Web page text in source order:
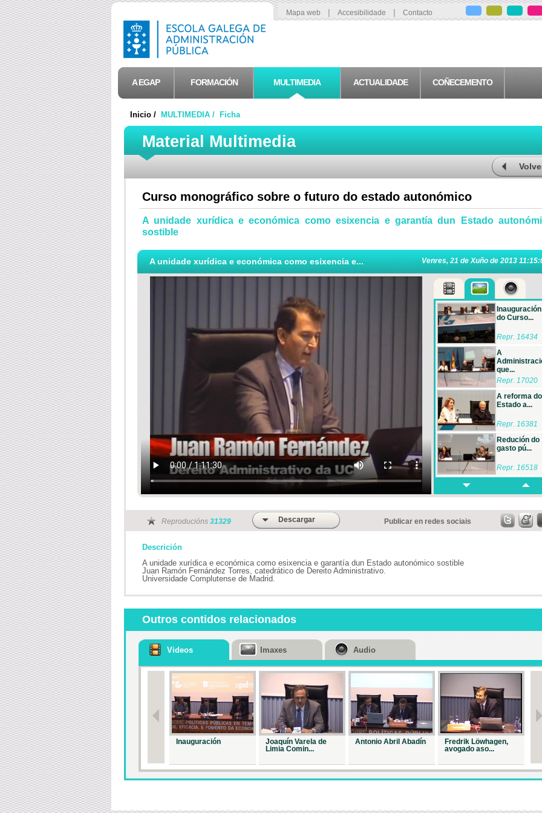
Mapa web | Accesibilidade | Contacto
A EGAP FORMACIÓN MULTIMEDIA ACTUALIDADE COÑECEMENTO
Inicio / MULTIMEDIA / Ficha
Material Multimedia
Curso monográfico sobre o futuro do estado autonómico
A unidade xurídica e económica como esixencia e garantía dun Estado
sostible
A unidade xurídica e económica como esixencia e... Venres, 21 de Xuño de 2013
Inauguración
do Curso...
Repr. 16434
A
que...
Repr. 17020
A reforma do
Estado a...
Repr. 16381
Redución do
gasto pú...
Repr. 16518
Federalismo e
Repr. 16430
Mesa
Repr. 16610
do empre...
...
Repr. 16668
A unidade
Repr. 16968
Reproducións 31329 Descargar Publicar en redes sociais
Descrición
A unidade xurídica e económica como esixencia e garantía dun Estado autonómico sostible
Juan Ramón Fernández Torres, catedrático de Dereito Administrativo.
Universidade Complutense de Madrid.
Outros contidos relacionados
Videos
Inauguración
Joaquín Varela de
Limia Comin...
Antonio Abril Abadín
Fredrik Löwhagen,
avogado aso...
Imaxes Audio